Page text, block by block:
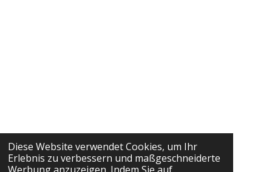
Diese Website verwendet Cookies, um Ihr
Erlebnis zu verbessern und maßgeschneiderte